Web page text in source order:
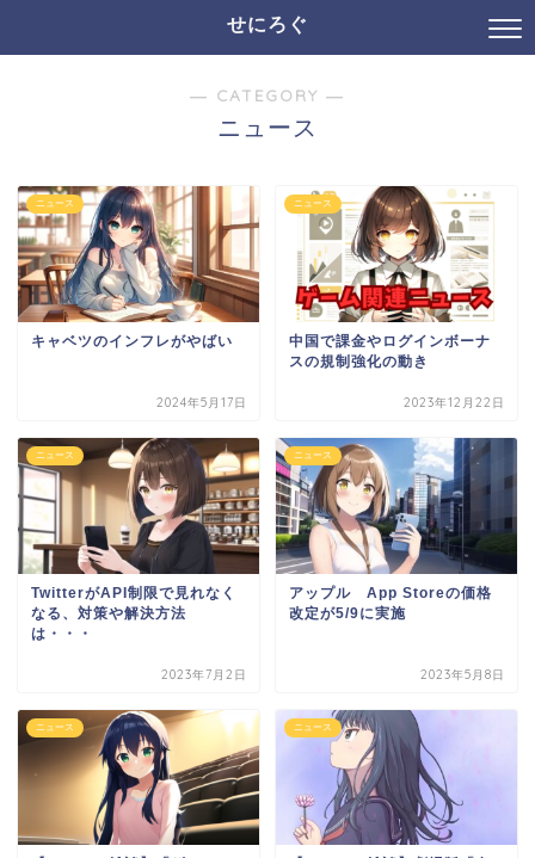
せにろぐ
― CATEGORY ―
ニュース
ニュース
キャベツのインフレがやばい
2024年5月17日
ニュース
中国で課金やログインボーナ
スの規制強化の動き
2023年12月22日
ニュース
TwitterがAPI制限で見れなく
なる、対策や解決方法
は・・・
2023年7月2日
ニュース
アップル App Storeの価格
改定が5/9に実施
2023年5月8日
ニュース ニュース